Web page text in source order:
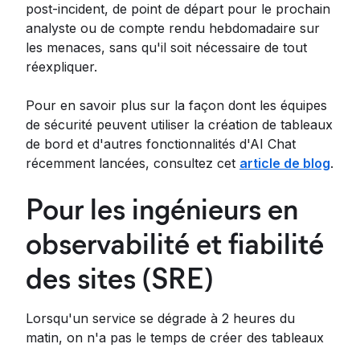
post-incident, de point de départ pour le prochain
analyste ou de compte rendu hebdomadaire sur
les menaces, sans qu'il soit nécessaire de tout
réexpliquer.
Pour en savoir plus sur la façon dont les équipes
de sécurité peuvent utiliser la création de tableaux
de bord et d'autres fonctionnalités d'AI Chat
récemment lancées, consultez cet article de blog.
Pour les ingénieurs en
observabilité et fiabilité
des sites (SRE)
Lorsqu'un service se dégrade à 2 heures du
matin, on n'a pas le temps de créer des tableaux